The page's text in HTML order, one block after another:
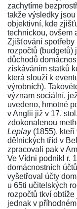
zachytíme
takže výsledky
objektivní, kde
technickou, ovšem
Zjišťování spotřeby
rozpočtů (budgetů)
důchodů
získáváním statků
která slouží k
výrobních).
význam sociální,
uvedeno, hmotné
v Anglii již v 17. stol.
zdokonalenou
Leplay(1855), kteří
dělnických tříd v
zpracovali pak v
Ve Vídni podnikl r.
domácnostních
vyšetřoval účty
u 65ti učitelských
rozpočtů tkví
jednak v